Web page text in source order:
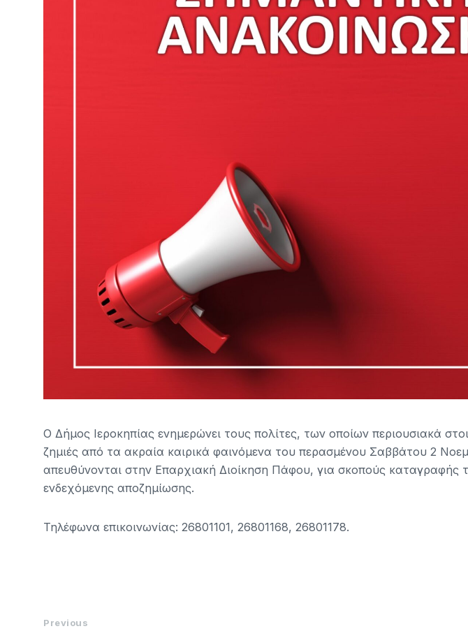
Ο Δήμος Ιεροκηπίας ενημερώνει τους πολίτες, των οποίων περιουσιακά
ζημιές από τα ακραία καιρικά φαινόμενα του περασμένου Σαββάτου 2
απευθύνονται στην Επαρχιακή Διοίκηση Πάφου, για σκοπούς καταγραφής
ενδεχόμενης αποζημίωσης.
Τηλέφωνα επικοινωνίας: 26801101, 26801168, 26801178.
Previous